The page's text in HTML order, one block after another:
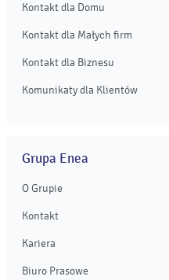
Kontakt dla Domu
Kontakt dla Małych firm
Kontakt dla Biznesu
Komunikaty dla Klientów
Grupa Enea
O Grupie
Kontakt
Kariera
Biuro Prasowe